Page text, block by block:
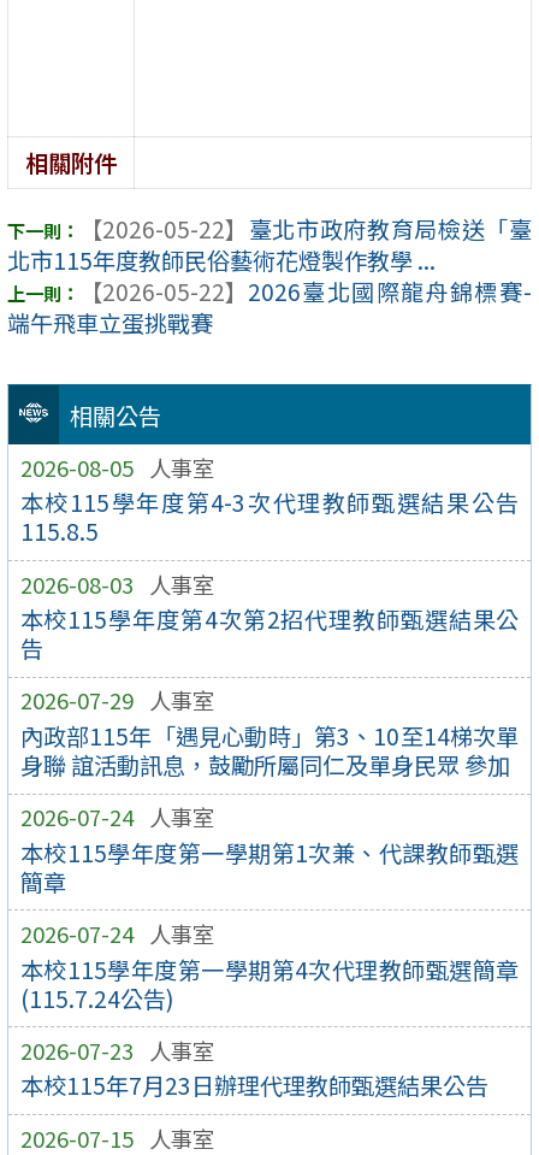
相關公告
2026-08-05 人事室
本校115學年度第4-3次代理教師甄選結果公告
115.8.5
2026-08-03 人事室
本校115學年度第4次第2招代理教師甄選結果公
告
2026-07-29 人事室
內政部115年「遇見心動時」第3、10至14梯次單
身聯 誼活動訊息，鼓勵所屬同仁及單身民眾 參加
2026-07-24 人事室
本校115學年度第一學期第1次兼、代課教師甄選
簡章
2026-07-24 人事室
本校115學年度第一學期第4次代理教師甄選簡章
(115.7.24公告)
2026-07-23 人事室
本校115年7月23日辦理代理教師甄選結果公告
2026-07-15 人事室
相關附件
【2026-05-22】 臺北市政府教育局檢送「臺
北市115年度教師民俗藝術花燈製作教學 ...
【2026-05-22】 2026臺北國際龍舟錦標賽-
端午飛車立蛋挑戰賽